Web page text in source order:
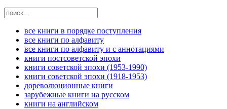
все книги в порядке поступления
все книги по алфавиту
все книги по алфавиту и с аннотациями
книги постсоветской эпохи
книги советской эпохи (1953-1990)
книги советской эпохи (1918-1953)
дореволюционные книги
зарубежные книги на русском
книги на английском